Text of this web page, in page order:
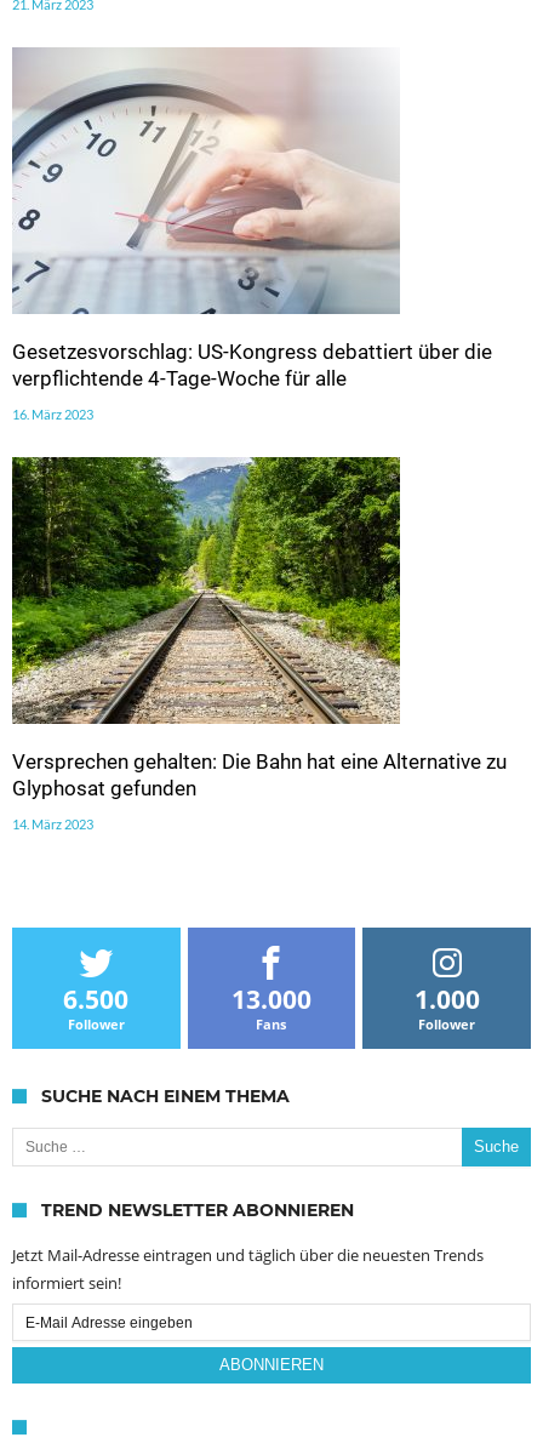
21. März 2023
Gesetzesvorschlag: US-Kongress debattiert über die
verpflichtende 4-Tage-Woche für alle
16. März 2023
Versprechen gehalten: Die Bahn hat eine Alternative zu
Glyphosat gefunden
14. März 2023
6.500
Follower
13.000
Fans
1.000
Follower
SUCHE NACH EINEM THEMA
Suche nach:
TREND NEWSLETTER ABONNIEREN
Jetzt Mail-Adresse eintragen und täglich über die neuesten Trends
informiert sein!
Email
Subscription
ABONNIEREN